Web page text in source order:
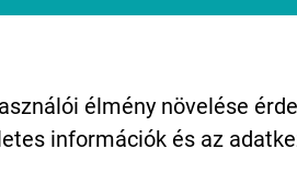
élmény növelése
információk és az